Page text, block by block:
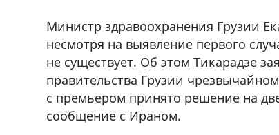
Министр здравоохранения Грузии
несмотря на выявление первого
не существует. Об этом Тикарадзе
правительства Грузии
с премьером принято решение на
сообщение с Ираном.
30 57
Продается соль оптом и в